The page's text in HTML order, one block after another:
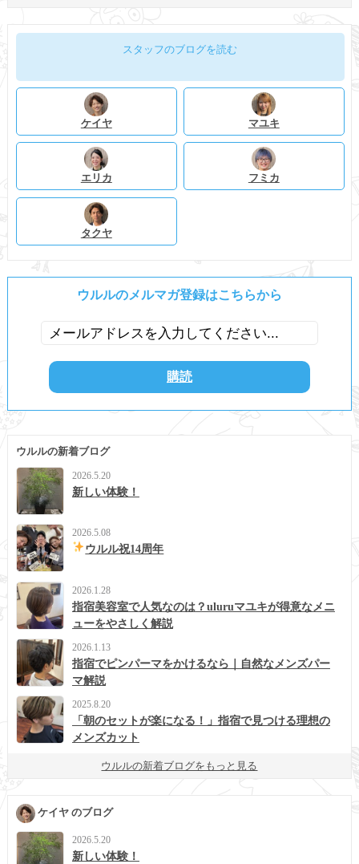
スタッフのブログを読む
ケイヤ マユキ
エリカ フミカ
タクヤ
ウルルのメルマガ登録はこちらから
ウルルの新着ブログ
2026.5.20
新しい体験！
2026.5.08
ウルル祝14周年
2026.1.28
指宿美容室で人気なのは？uluruマユキが得意なメニ
ューをやさしく解説
2026.1.13
指宿でピンパーマをかけるなら｜自然なメンズパー
マ解説
2025.8.20
「朝のセットが楽になる！」指宿で見つける理想の
メンズカット
ウルルの新着ブログをもっと見る
ケイヤ のブログ
2026.5.20
新しい体験！